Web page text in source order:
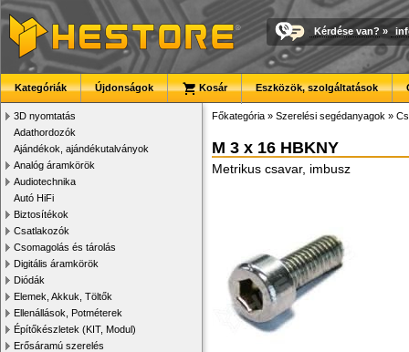
Kérdése van? »
Kategóriák Újdonságok Kosár Eszközök, szolgáltatások
3D nyomtatás
Adathordozók
Ajándékok, ajándékutalványok
Analóg áramkörök
Audiotechnika
Autó HiFi
Biztosítékok
Csatlakozók
Csomagolás és tárolás
Digitális áramkörök
Diódák
Elemek, Akkuk, Töltők
Ellenállások, Potméterek
Építőkészletek (KIT, Modul)
Erősáramú szerelés
Főkategória » Szerelési segédanyagok »
M 3 x 16 HBKNY
Metrikus csavar, imbusz